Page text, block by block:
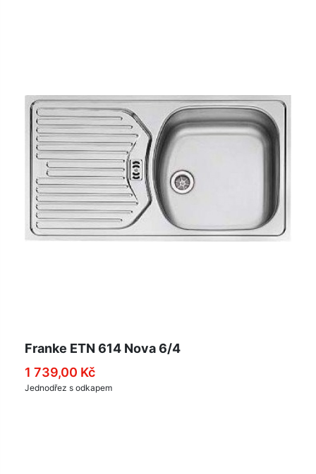
Franke ETN 614 Nova 6/4
1 739,00 Kč
Jednodřez s odkapem